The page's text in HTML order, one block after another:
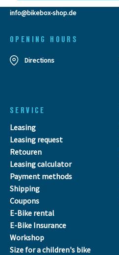
info@bikebox-shop.de
OPENING HOURS
Directions
SERVICE
Leasing
Leasing request
Retouren
Leasing calculator
Payment methods
Shipping
Coupons
E-Bike rental
E-Bike Insurance
Workshop
Size for a children's bike